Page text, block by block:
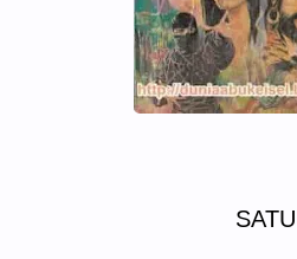
SATU